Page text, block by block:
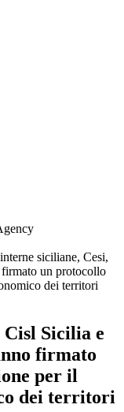
siciliane, Cesi,
un protocollo
dei territori
Sicilia e
firmato
per il
dei territori